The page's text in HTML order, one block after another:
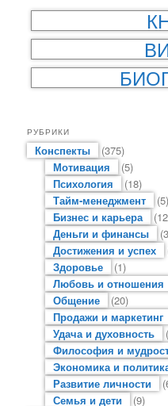
РУБРИКИ
Конспекты
(375)
Мотивация
(5)
Психология
(18)
Тайм-менеджмент
(5)
Бизнес и карьера
Деньги и финансы
Достижения и успех
Здоровье
(1)
Любовь и отношения
Общение
(20)
Продажи и маркетинг
Удача и духовность
Философия и
Экономика и
Развитие личности
Семья и дети
(9)